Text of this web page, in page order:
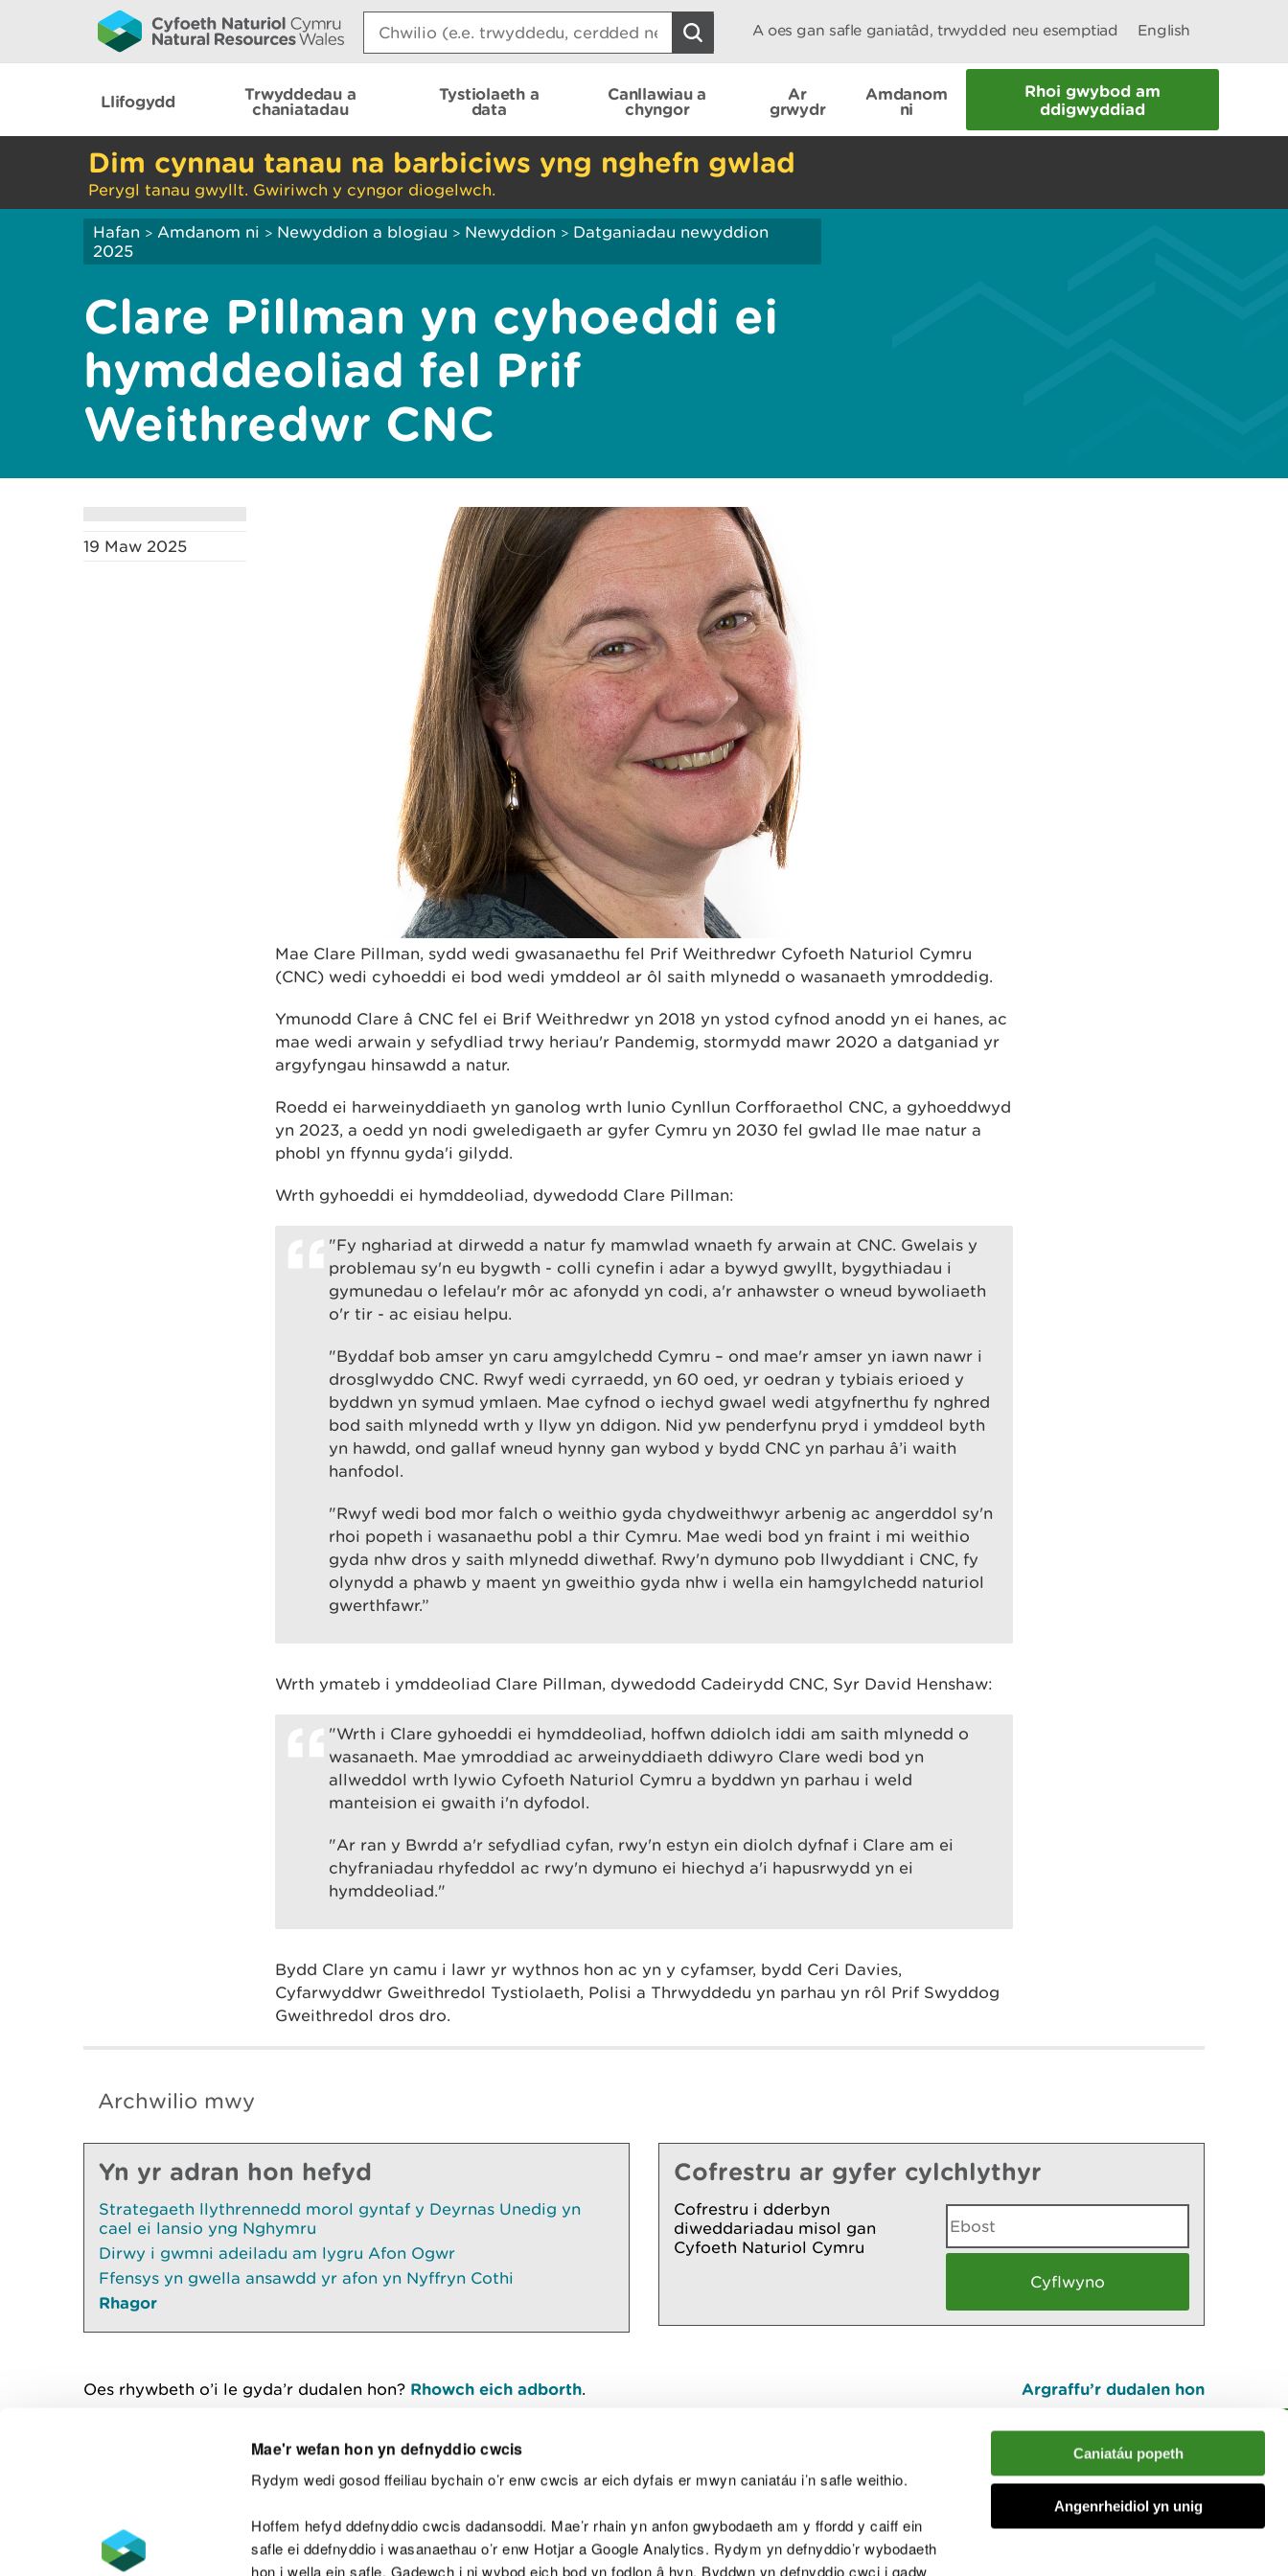
Mae'r wefan hon yn defnyddio cwcis
Rydym wedi gosod ffeiliau bychain o’r enw cwcis ar eich dyfais er mwyn caniatáu i’n safle weithio.
Hoffem hefyd ddefnyddio cwcis dadansoddi. Mae’r rhain yn anfon gwybodaeth am y ffordd y caiff ein
safle ei ddefnyddio i wasanaethau o’r enw Hotjar a Google Analytics. Rydym yn defnyddio’r wybodaeth
hon i wella ein safle. Gadewch i ni wybod eich bod yn fodlon â hyn. Byddwn yn defnyddio cwci i gadw
Caniatáu popeth
Angenrheidiol yn unig
Search:
A oes gan safle ganiatâd, trwydded neu esemptiad English
Llifogydd
Trwyddedau a
chaniatadau
Tystiolaeth a
data
Canllawiau a
chyngor
Ar
grwydr
Amdanom
ni
Rhoi gwybod am
ddigwyddiad
Dim cynnau tanau na barbiciws yng nghefn gwlad
Perygl tanau gwyllt. Gwiriwch y cyngor diogelwch.
Hafan > Amdanom ni > Newyddion a blogiau > Newyddion > Datganiadau newyddion
2025
Clare Pillman yn cyhoeddi ei
hymddeoliad fel Prif
Weithredwr CNC
19 Maw 2025
Mae Clare Pillman, sydd wedi gwasanaethu fel Prif Weithredwr Cyfoeth Naturiol Cymru
(CNC) wedi cyhoeddi ei bod wedi ymddeol ar ôl saith mlynedd o wasanaeth ymroddedig.
Ymunodd Clare â CNC fel ei Brif Weithredwr yn 2018 yn ystod cyfnod anodd yn ei hanes, ac
mae wedi arwain y sefydliad trwy heriau'r Pandemig, stormydd mawr 2020 a datganiad yr
argyfyngau hinsawdd a natur.
Roedd ei harweinyddiaeth yn ganolog wrth lunio Cynllun Corfforaethol CNC, a gyhoeddwyd
yn 2023, a oedd yn nodi gweledigaeth ar gyfer Cymru yn 2030 fel gwlad lle mae natur a
phobl yn ffynnu gyda'i gilydd.
Wrth gyhoeddi ei hymddeoliad, dywedodd Clare Pillman:
"Fy nghariad at dirwedd a natur fy mamwlad wnaeth fy arwain at CNC. Gwelais y
problemau sy'n eu bygwth - colli cynefin i adar a bywyd gwyllt, bygythiadau i
gymunedau o lefelau'r môr ac afonydd yn codi, a'r anhawster o wneud bywoliaeth
o'r tir - ac eisiau helpu.
"Byddaf bob amser yn caru amgylchedd Cymru – ond mae'r amser yn iawn nawr i
drosglwyddo CNC. Rwyf wedi cyrraedd, yn 60 oed, yr oedran y tybiais erioed y
byddwn yn symud ymlaen. Mae cyfnod o iechyd gwael wedi atgyfnerthu fy nghred
bod saith mlynedd wrth y llyw yn ddigon. Nid yw penderfynu pryd i ymddeol byth
yn hawdd, ond gallaf wneud hynny gan wybod y bydd CNC yn parhau â’i waith
hanfodol.
"Rwyf wedi bod mor falch o weithio gyda chydweithwyr arbenig ac angerddol sy'n
rhoi popeth i wasanaethu pobl a thir Cymru. Mae wedi bod yn fraint i mi weithio
gyda nhw dros y saith mlynedd diwethaf. Rwy'n dymuno pob llwyddiant i CNC, fy
olynydd a phawb y maent yn gweithio gyda nhw i wella ein hamgylchedd naturiol
gwerthfawr.”
Wrth ymateb i ymddeoliad Clare Pillman, dywedodd Cadeirydd CNC, Syr David Henshaw:
"Wrth i Clare gyhoeddi ei hymddeoliad, hoffwn ddiolch iddi am saith mlynedd o
wasanaeth. Mae ymroddiad ac arweinyddiaeth ddiwyro Clare wedi bod yn
allweddol wrth lywio Cyfoeth Naturiol Cymru a byddwn yn parhau i weld
manteision ei gwaith i'n dyfodol.
"Ar ran y Bwrdd a'r sefydliad cyfan, rwy'n estyn ein diolch dyfnaf i Clare am ei
chyfraniadau rhyfeddol ac rwy'n dymuno ei hiechyd a'i hapusrwydd yn ei
hymddeoliad."
Bydd Clare yn camu i lawr yr wythnos hon ac yn y cyfamser, bydd Ceri Davies,
Cyfarwyddwr Gweithredol Tystiolaeth, Polisi a Thrwyddedu yn parhau yn rôl Prif Swyddog
Gweithredol dros dro.
Archwilio mwy
Yn yr adran hon hefyd
Strategaeth llythrennedd morol gyntaf y Deyrnas Unedig yn
cael ei lansio yng Nghymru
Dirwy i gwmni adeiladu am lygru Afon Ogwr
Ffensys yn gwella ansawdd yr afon yn Nyffryn Cothi
Rhagor
Cofrestru ar gyfer cylchlythyr
Cofrestru i dderbyn
diweddariadau misol gan
Cyfoeth Naturiol Cymru
Oes rhywbeth o’i le gyda’r dudalen hon? Rhowch eich adborth. Argraffu’r dudalen hon
I fyny